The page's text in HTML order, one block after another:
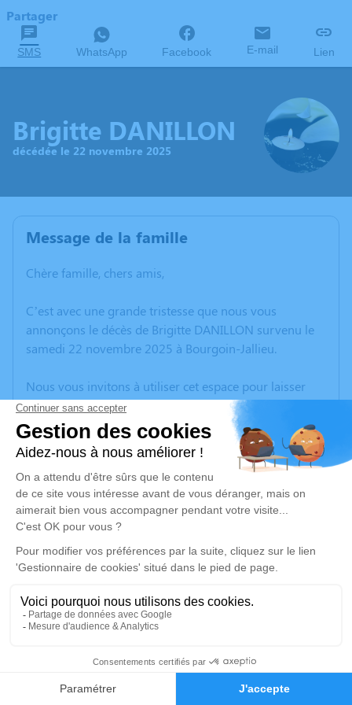
Faire-part Hommages
Partager
SMS WhatsApp Facebook E-mail Lien
Brigitte DANILLON
décédée le 22 novembre 2025
Message de la famille
Chère famille, chers amis,
C’est avec une grande tristesse que nous vous
annonçons le décès de Brigitte DANILLON survenu le
samedi 22 novembre 2025 à Bourgoin-Jallieu.
Nous vous invitons à utiliser cet espace pour laisser
vos condoléances, partager des photos souvenirs, une
anecdote ou exprimer vos pensées à travers des
poèmes ou des textes. Cet endroit est un lieu
d'expression dédié à honorer la mémoire de Brigitte
DANILLON.
Un service de plantation d’arbre hommage est
disponible ici.
Je rends hommage
Cérémonie
Eglise Notre Dame Rue de la Libération
38300 Bourgoin Jallieu